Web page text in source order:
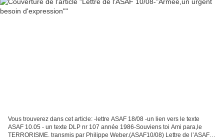
Vous trouverez dans cet article: -lettre ASAF 18/08 -un lien vers le texte
ASAF 10.05 - un texte DLP nr 107 année 1986-Souviens toi Ami para,le
TERRORISME. transmis par Philippe Weber.(ASAF10/08) Lettre de l’ASAF